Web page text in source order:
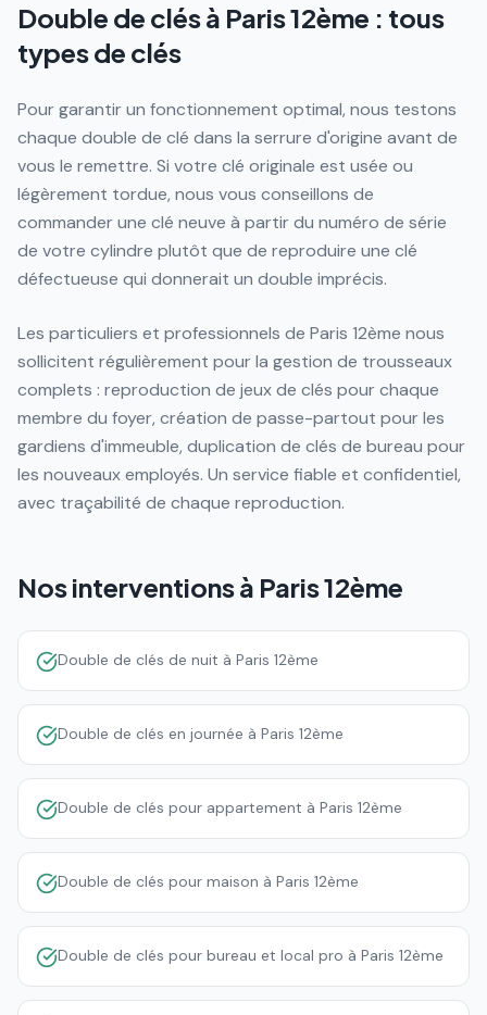
Double de clés à Paris 12ème : tous
types de clés
Pour garantir un fonctionnement optimal, nous testons
chaque double de clé dans la serrure d'origine avant de
vous le remettre. Si votre clé originale est usée ou
légèrement tordue, nous vous conseillons de
commander une clé neuve à partir du numéro de série
de votre cylindre plutôt que de reproduire une clé
défectueuse qui donnerait un double imprécis.
Les particuliers et professionnels de Paris 12ème nous
sollicitent régulièrement pour la gestion de trousseaux
complets : reproduction de jeux de clés pour chaque
membre du foyer, création de passe-partout pour les
gardiens d'immeuble, duplication de clés de bureau pour
les nouveaux employés. Un service fiable et confidentiel,
avec traçabilité de chaque reproduction.
Nos interventions à Paris 12ème
Double de clés de nuit à Paris 12ème
Double de clés en journée à Paris 12ème
Double de clés pour appartement à Paris 12ème
Double de clés pour maison à Paris 12ème
Double de clés pour bureau et local pro à Paris 12ème